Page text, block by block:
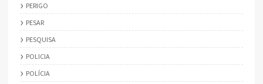
PERIGO
PESAR
PESQUISA
POLICIA
POLÍCIA